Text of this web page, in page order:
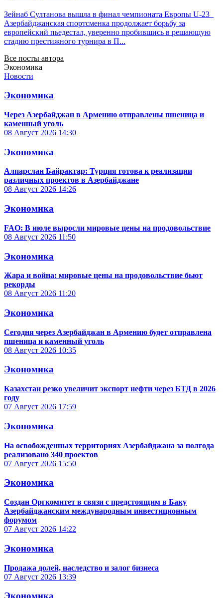
Зейнаб Султанова вышла в финал чемпионата Европы U-23
Азербайджанская спортсменка продолжает борьбу за
европейский пьедестал, уверенно пробившись в решающую
стадию престижного турнира в П...
Все посты автора
Экономика
Новости
Экономика
Через Азербайджан в Армению отправлены пшеница и
каменный уголь
08 Август 2026 14:30
Экономика
Алпарслан Байрактар: Турция готова к реализации
различных проектов в Азербайджане
08 Август 2026 14:26
Экономика
FAO: В июле выросли мировые цены на продовольствие
08 Август 2026 11:50
Экономика
Жара и война: мировые цены на продовольствие бьют
рекорды
08 Август 2026 11:20
Экономика
Сегодня через Азербайджан в Армению будет отправлена
пшеница и каменный уголь
08 Август 2026 10:35
Экономика
Казахстан резко увеличит экспорт нефти через БТД в 2026
году
07 Август 2026 17:59
Экономика
На освобожденных территориях Азербайджана за полгода
реализовано 340 проектов
07 Август 2026 15:50
Экономика
Создан Оргкомитет в связи с предстоящим в Баку
Азербайджанским международным инвестиционным
форумом
07 Август 2026 14:22
Экономика
Продажа долей, наследство и залог бизнеса
07 Август 2026 13:39
Экономика